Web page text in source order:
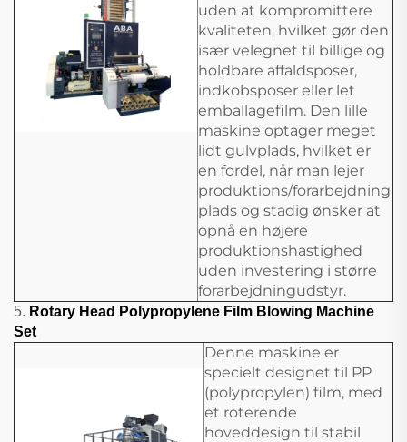
uden at kompromittere
kvaliteten, hvilket gør den
især velegnet til billige og
holdbare affaldsposer,
indkobsposer eller let
emballagefilm. Den lille
maskine optager meget
lidt gulvplads, hvilket er
en fordel, når man lejer
produktions/forarbejdning
plads og stadig ønsker at
opnå en højere
produktionshastighed
uden investering i større
forarbejdningudstyr.
5. Rotary Head Polypropylene Film Blowing Machine
Set
Denne maskine er
specielt designet til PP
(polypropylen) film, med
et roterende
hoveddesign til stabil